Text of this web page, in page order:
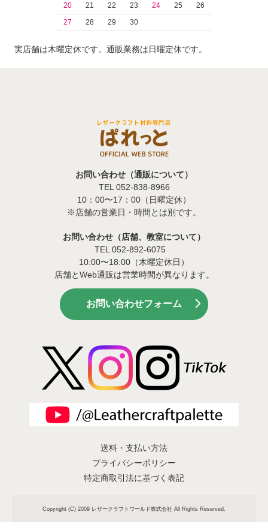
20
21 22 23 24 25
26
27
28 29 30
実店舗は木曜定休です。通販業務は日曜定休です。
お問い合わせ（通販について）
TEL 052-838-8966
10：00〜17：00（日曜定休）
※店舗の営業日・時間とは別です。
お問い合わせ（店舗、教室について）
TEL 052-892-6075
10:00〜18:00（木曜定休日）
店舗とWeb通販は営業時間が異なります。
お問い合わせフォーム
送料・支払い方法
プライバシーポリシー
特定商取引法に基づく表記
Copyright (C) 2009 レザークラフトワールド株式会社 All Rights Reserved.